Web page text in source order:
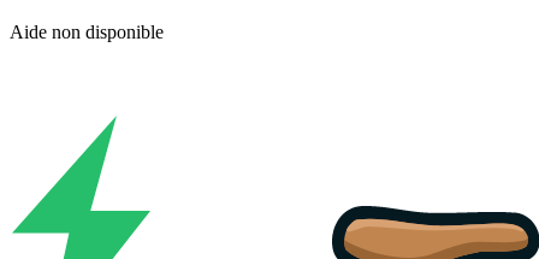
Aide non disponible